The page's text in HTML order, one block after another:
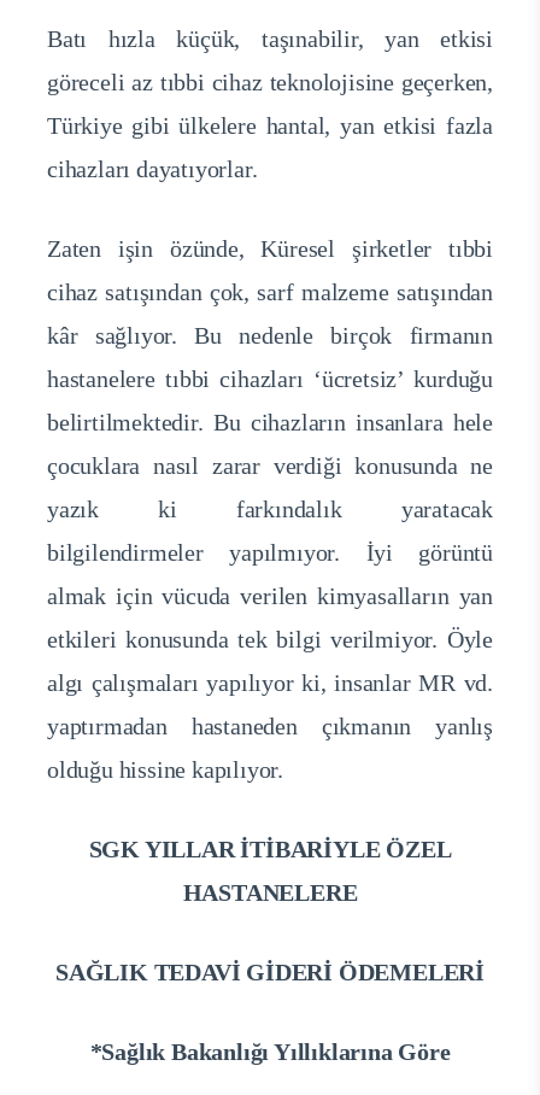
Batı hızla küçük, taşınabilir, yan etkisi
göreceli az tıbbi cihaz teknolojisine geçerken,
Türkiye gibi ülkelere hantal, yan etkisi fazla
cihazları dayatıyorlar.
Zaten işin özünde, Küresel şirketler tıbbi
cihaz satışından çok, sarf malzeme satışından
kâr sağlıyor. Bu nedenle birçok firmanın
hastanelere tıbbi cihazları ‘ücretsiz’ kurduğu
belirtilmektedir. Bu cihazların insanlara hele
çocuklara nasıl zarar verdiği konusunda ne
yazık ki farkındalık yaratacak
bilgilendirmeler yapılmıyor. İyi görüntü
almak için vücuda verilen kimyasalların yan
etkileri konusunda tek bilgi verilmiyor. Öyle
algı çalışmaları yapılıyor ki, insanlar MR vd.
yaptırmadan hastaneden çıkmanın yanlış
olduğu hissine kapılıyor.
SGK YILLAR İTİBARİYLE ÖZEL
HASTANELERE
SAĞLIK TEDAVİ GİDERİ ÖDEMELERİ
*Sağlık Bakanlığı Yıllıklarına Göre